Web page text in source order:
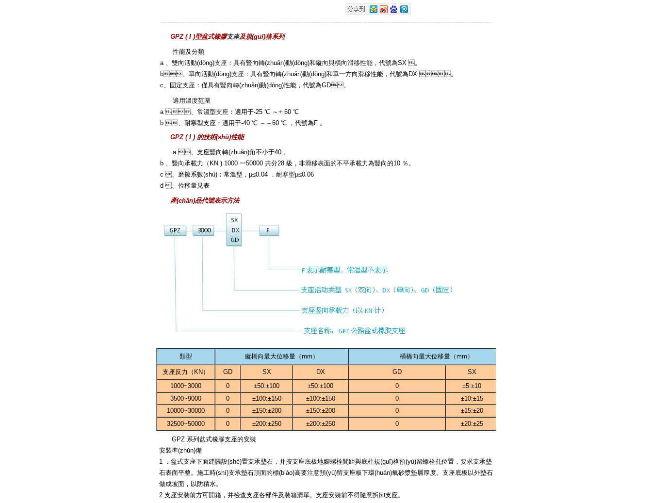
GPZ ( I )型盆式橡膠支座及規(guī)格系列
性能及分類
a 、雙向活動(dòng)支座 ：具有豎向轉(zhuǎn)動(dòng)和縱向與橫向滑移性能，代號為SX 。
b、單向活動(dòng)支座 ：具有豎向轉(zhuǎn)動(dòng)和單一方向滑移性能，代號為DX 。
c、固定支座 ：僅具有豎向轉(zhuǎn)動(dòng)性能，代號為GD。
適用溫度范圍
a 、常溫型支座 ：適用于-25 ℃ ～+ 60 ℃
b 、耐寒型支座：適用干-40 ℃ ～＋60 ℃ ，代號為F 。
GPZ ( I ) 的技術(shù)性能
a 、支座豎向轉(zhuǎn)角不小于40 。
b 、豎向承載力（KN ) 1000 一50000 共分28 級，非滑移表面的不平承載力為豎向的10 ％。
c 、磨擦系數(shù)：常溫型，μ≤0.04 ．耐寒型μ≤0.06
d 、位移量見表
產(chǎn)品代號表示方法
類型 縱橋向最大位移量（mm） 橫橋向最大位移量（mm）
支座反力（KN） GD SX DX GD SX
1000~3000
0 ±50:±100 ±50:±100 0 ±5:±10
3500~9000
0 ±100:±150 ±100:±150 0 ±10:±15
10000~30000
0 ±150:±200 ±150:±200 0 ±15:±20
32500~50000
0 ±200:±250 ±200:±250 0 ±20:±25
GPZ 系列盆式橡膠支座的安裝
安裝準(zhǔn)備
1 ．盆式支座下面建議設(shè)置支承墊石，并按支座底板地腳螺栓間距與底柱規(guī)格預(yù)留螺栓孔位置，要求支承墊
石表面平整。施工時(shí)支承墊石頂面的標(biāo)高要注意預(yù)留支座板下環(huán)氧砂漿墊層厚度。支座底板以外墊石
做成坡面，以防積水。
2 支座安裝前方可開箱，并檢查支座各部件及裝箱清單。支座安裝前不得隨意拆卸支座。